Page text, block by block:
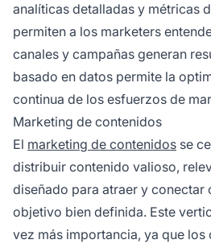
analíticas detalladas y métricas
permiten a los marketers
canales y campañas generan
basado en datos permite la
continua de los esfuerzos de
Marketing de contenidos
El marketing de contenidos se
distribuir contenido valioso,
diseñado para atraer y conectar
objetivo bien definida. Este
vez más importancia, ya que los